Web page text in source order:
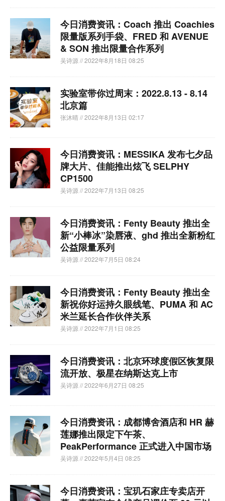
今日消费资讯：Coach 推出 Coachies
限量版系列手袋、FRED 和 AVENUE
& SON 推出限量合作系列
吴诗源 // 2022年8月18日 08:25
实验室带你过周末：2022.8.13 - 8.14
北京篇
张沐晴// 2022年8月13日 02:17
今日消费资讯：MESSIKA 发布七夕品
牌大片、佳能推出炫飞 SELPHY
CP1500
吴诗源 // 2022年7月13日 08:25
今日消费资讯：Fenty Beauty 推出全
新“小棒冰”染唇液、ghd 推出全新粉红
公益限量系列
吴诗源 // 2022年7月5日 08:24
今日消费资讯：Fenty Beauty 推出全
新祝你好运持久眼线笔、PUMA 和 AC
米兰延长合作伙伴关系
吴诗源 // 2022年7月1日 08:25
今日消费资讯：北京环球度假区恢复限
流开放、极星在纳斯达克上市
吴诗源 // 2022年6月27日 08:25
今日消费资讯：成都博舍酒店和 HR 赫
莲娜推出限定下午茶、
PeakPerformance 正式进入中国市场
吴诗源 // 2022年5月4日 08:25
今日消费资讯：宝玑石家庄专卖店开